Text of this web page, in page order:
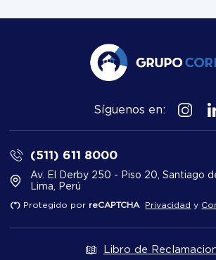
Síguenos en:
(511) 611 8000
Av. El Derby 250 - Piso 20, Santiago
Lima, Perú
(*) Protegido por reCAPTCHA Privacidad y
Libro de